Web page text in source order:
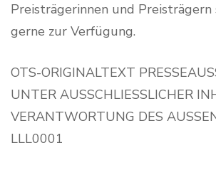
Preisträgerinnen und
gerne zur Verfügung.
OTS-ORIGINALTEXT
UNTER AUSSCHLIESSLICHER
VERANTWORTUNG DES
LLL0001